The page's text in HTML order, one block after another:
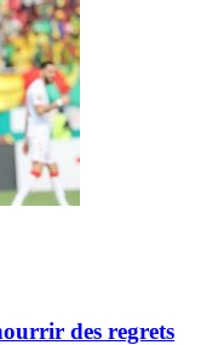
des regrets